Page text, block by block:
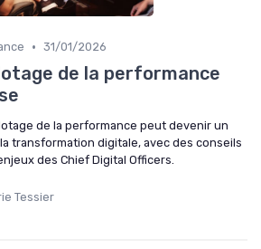
• 31/01/2026
de la performance
de la performance peut devenir un
transformation digitale, avec des conseils
des Chief Digital Officers.
Tessier